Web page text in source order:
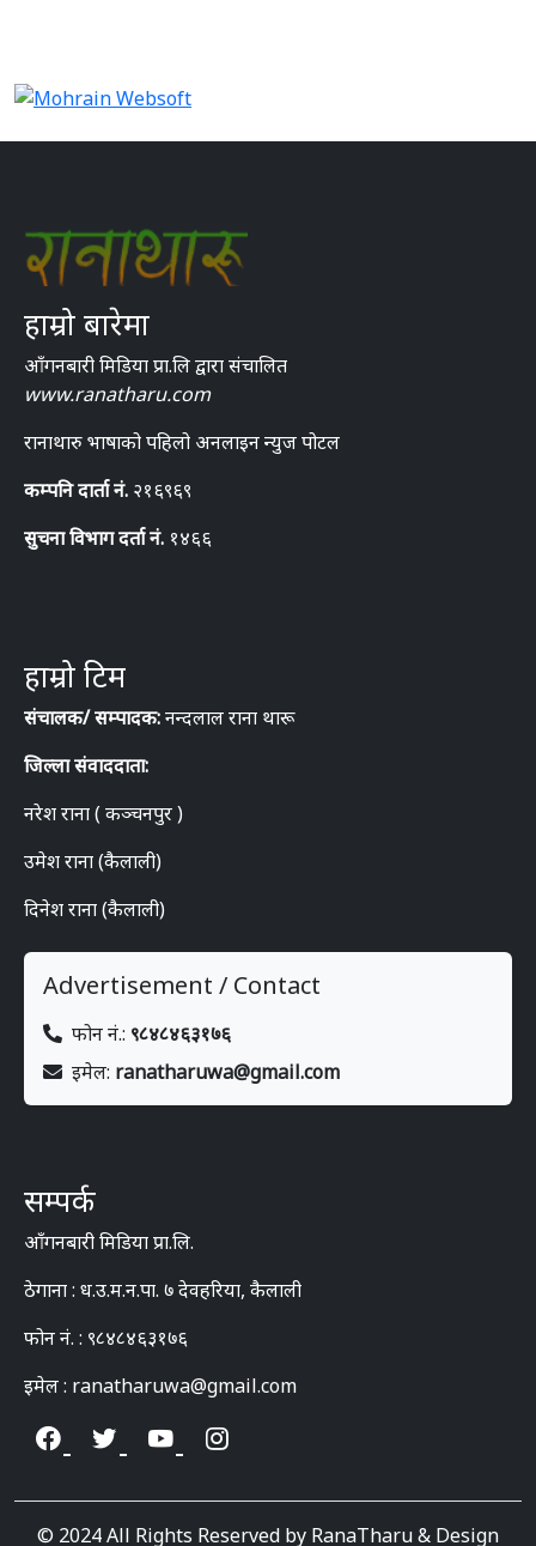
हाम्रो बारेमा
आँगनबारी मिडिया प्रा.लि द्वारा संचालित
www.ranatharu.com
रानाथारु भाषाको पहिलो अनलाइन न्युज पोटल
कम्पनि दार्ता नं. २१६९६९
सुचना विभाग दर्ता नं. १४६६
हाम्रो टिम
संचालक/ सम्पादक:नन्दलाल राना थारू
जिल्ला संवाददाता:
नरेश राना ( कञ्चनपुर )
उमेश राना (कैलाली)
दिनेश राना (कैलाली)
Advertisement / Contact
फोन नं.: ९८४८४६३१७६
इमेल: ranatharuwa@gmail.com
सम्पर्क
आँगनबारी मिडिया प्रा.लि.
ठेगाना : ध.उ.म.न.पा. ७ देवहरिया, कैलाली
फोन नं. : ९८४८४६३१७६
इमेल : ranatharuwa@gmail.com
© 2024 All Rights Reserved by RanaTharu & Design